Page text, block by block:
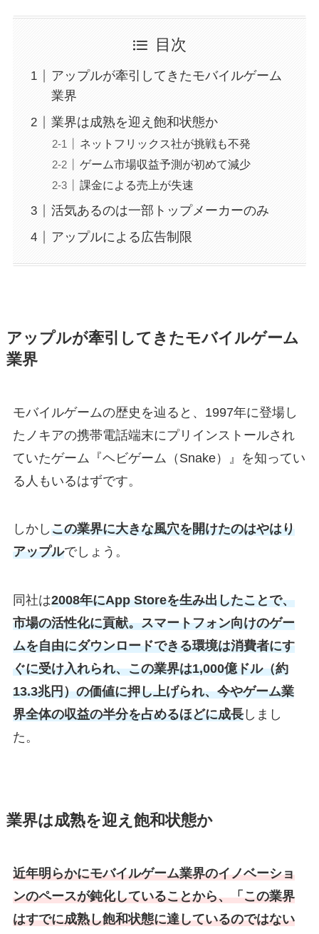
目次
アップルが牽引してきたモバイルゲーム
業界
業界は成熟を迎え飽和状態か
ネットフリックス社が挑戦も不発
ゲーム市場収益予測が初めて減少
課金による売上が失速
活気あるのは一部トップメーカーのみ
アップルによる広告制限
アップルが牽引してきたモバイルゲーム
業界
モバイルゲームの歴史を辿ると、1997年に登場し
たノキアの携帯電話端末にプリインストールされ
ていたゲーム『ヘビゲーム（Snake）』を知ってい
る人もいるはずです。
しかしこの業界に大きな風穴を開けたのはやはり
アップルでしょう。
同社は2008年にApp Storeを生み出したことで、
市場の活性化に貢献。スマートフォン向けのゲー
ムを自由にダウンロードできる環境は消費者にす
ぐに受け入れられ、この業界は1,000億ドル（約
13.3兆円）の価値に押し上げられ、今やゲーム業
界全体の収益の半分を占めるほどに成長しまし
た。
業界は成熟を迎え飽和状態か
近年明らかにモバイルゲーム業界のイノベーショ
ンのペースが鈍化していることから、「この業界
はすでに成熟し飽和状態に達しているのではない